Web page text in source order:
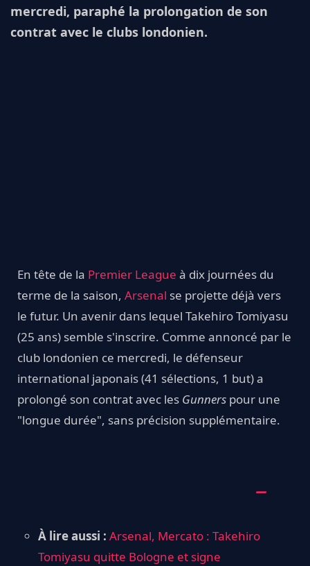
mercredi, paraphé la prolongation de son
contrat avec le clubs londonien.
En tête de la Premier League à dix journées du
terme de la saison, Arsenal se projette déjà vers
le futur. Un avenir dans lequel Takehiro Tomiyasu
(25 ans) semble s'inscrire. Comme annoncé par le
club londonien ce mercredi, le défenseur
international japonais (41 sélections, 1 but) a
prolongé son contrat avec les Gunners pour une
"longue durée", sans précision supplémentaire.
À lire aussi : Arsenal, Mercato : Takehiro
Tomiyasu quitte Bologne et signe